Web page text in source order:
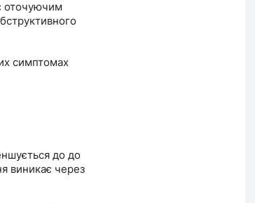
оточуючим
симптомах
до до
виникає через